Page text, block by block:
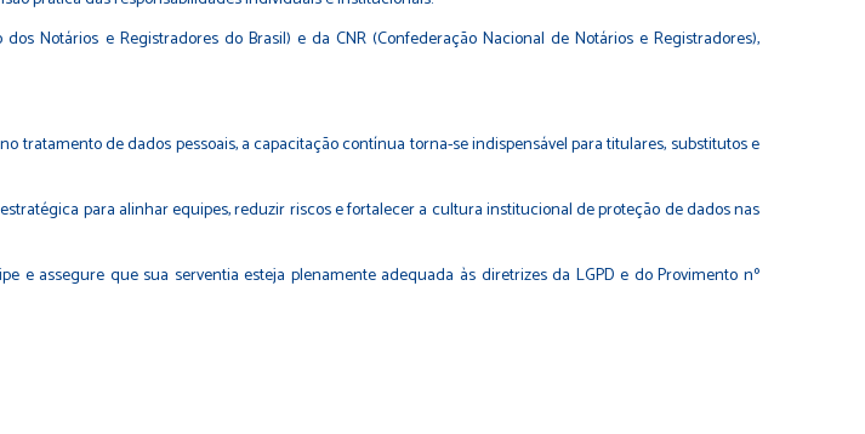
Notários e Registradores do Brasil) e da CNR (Confederação Nacional de Notários e Registradores),
de dados pessoais, a capacitação contínua torna-se indispensável para titulares, substitutos e
para alinhar equipes, reduzir riscos e fortalecer a cultura institucional de proteção de dados nas
e assegure que sua serventia esteja plenamente adequada às diretrizes da LGPD e do Provimento nº